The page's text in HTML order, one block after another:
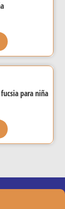
se
elegir
producto
Este
variantes.
se
la
página
para niña
Este
variantes.
Las